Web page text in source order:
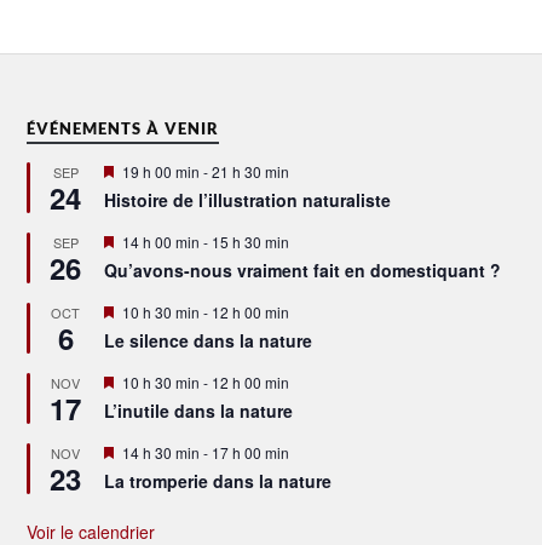
ÉVÉNEMENTS À VENIR
SEP
24
Mis
avant
19 h 00 min -21 h 30 min
Histoire de l’illustration naturaliste
SEP
26
Mis
en
avant
14 h 00 min - 15 h 30 min
Qu’avons-nous vraiment fait en domestiquant ?
OCT
6
Mis
avant
10 h 30 min - 12 h 00 min
Le silence dans la nature
NOV
17
Mis
avant
10 h 30 min - 12 h 00 min
L’inutile dans la nature
NOV
23
Mis
avant
14 h 30 min - 17 h 00 min
La tromperie dans la nature
Voir le calendrier